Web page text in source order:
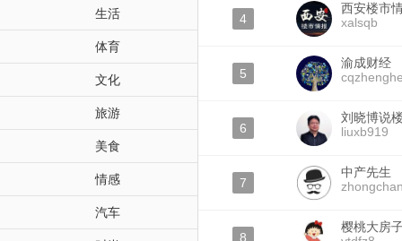
生活
体育
文化
旅游
美食
情感
汽车
4
西安楼市
xalsqb
5
渝成财经
6
刘晓博说
liuxb919
7
中产先生
8
樱桃大房